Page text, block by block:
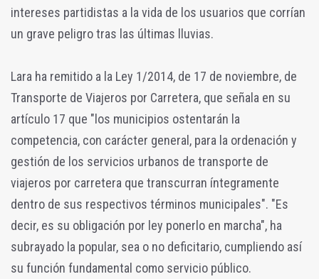
intereses partidistas a la vida de los usuarios que corrían
un grave peligro tras las últimas lluvias.
Lara ha remitido a la Ley 1/2014, de 17 de noviembre, de
Transporte de Viajeros por Carretera, que señala en su
artículo 17 que "los municipios ostentarán la
competencia, con carácter general, para la ordenación y
gestión de los servicios urbanos de transporte de
viajeros por carretera que transcurran íntegramente
dentro de sus respectivos términos municipales". "Es
decir, es su obligación por ley ponerlo en marcha", ha
subrayado la popular, sea o no deficitario, cumpliendo así
su función fundamental como servicio público.